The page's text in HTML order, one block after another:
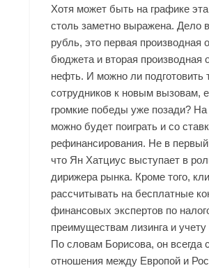
Хотя может быть на графике
столь заметно выражена. Дело
рубль, это первая производная
бюджета и вторая производная
нефть. И можно ли подготовить
сотрудников к новым вызовам,
громкие победы уже позади? На
можно будет поиграть и со
рефинансирования. Не в
что Ян Хатциус выступает в
дирижера рынка. Кроме того,
рассчитывать на бесплатные
финансовых экспертов по
преимуществам лизинга и
По словам Борисова, он всегда
отношения между Европой и